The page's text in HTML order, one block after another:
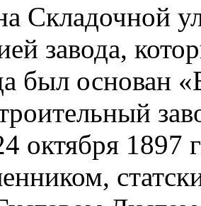
Складочной
завода,
был основан
октября 1897